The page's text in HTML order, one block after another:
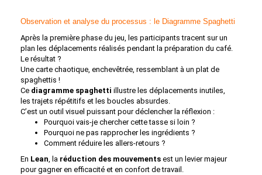
Observation et analyse du processus : le Diagramme Spaghetti
Après la première phase du jeu, les participants tracent sur un
plan les déplacements réalisés pendant la préparation du café.
Le résultat ?
Une carte chaotique, enchevêtrée, ressemblant à un plat de
spaghettis !
Ce diagramme spaghetti illustre les déplacements inutiles,
les trajets répétitifs et les boucles absurdes.
C’est un outil visuel puissant pour déclencher la réflexion :
Pourquoi vais-je chercher cette tasse si loin ?
Pourquoi ne pas rapprocher les ingrédients ?
Comment réduire les allers-retours ?
En Lean, la réduction des mouvements est un levier majeur
pour gagner en efficacité et en confort de travail.